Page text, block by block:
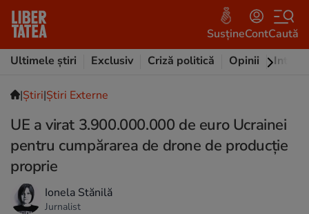
SusțineContCaută
Ultimele știri
Exclusiv Criză politică Opinii
|Ştiri|Știri Externe
UE a virat 3.900.000.000 de euro Ucrainei
pentru cumpărarea de drone de producție
proprie
Ionela Stănilă
Jurnalist